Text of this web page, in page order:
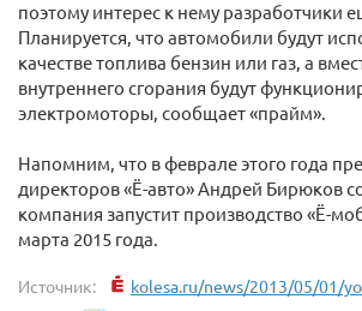
поэтому интерес к нему разработчики
Планируется, что автомобили будут
качестве топлива бензин или газ, а
внутреннего сгорания будут
электромоторы, сообщает «прайм».
Напомним, что в феврале этого года
директоров «Ё-авто» Андрей Бирюков
компания запустит производство «Ё-
марта 2015 года.
Источник: kolesa.ru/news/2013/05/01/